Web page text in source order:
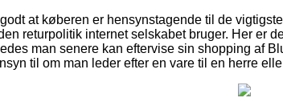
at køberen er hensynstagende til de
returpolitik internet selskabet bruger. Her er
man senere kan eftervise sin shopping af
til om man leder efter en vare til en herre